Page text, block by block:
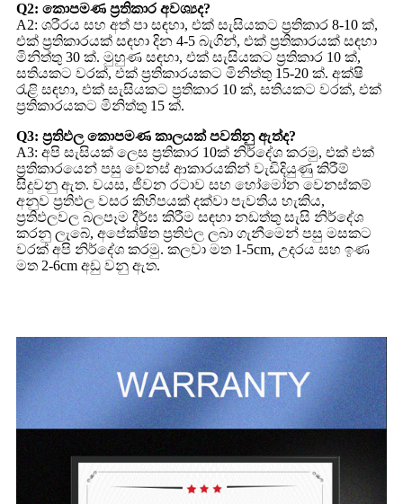
Q2: කොපමණ ප්‍රතිකාර අවශ්‍යද?
A2: ශරීරය සහ අත් පා සඳහා, එක් සැසියකට ප්‍රතිකාර 8-10 ක්,
එක් ප්‍රතිකාරයක් සඳහා දින 4-5 බැගින්, එක් ප්‍රතිකාරයක් සඳහා
මිනිත්තු 30 ක්. මුහුණ සඳහා, එක් සැසියකට ප්‍රතිකාර 10 ක්,
සතියකට වරක්, එක් ප්‍රතිකාරයකට මිනිත්තු 15-20 ක්. අක්ෂි
රැළි සඳහා, එක් සැසියකට ප්‍රතිකාර 10 ක්, සතියකට වරක්, එක්
ප්‍රතිකාරයකට මිනිත්තු 15 ක්.
Q3: ප්‍රතිඵල කොපමණ කාලයක් පවතිනු ඇත්ද?
A3: අපි සැසියක් ලෙස ප්‍රතිකාර 10ක් නිර්දේශ කරමු, එක් එක්
ප්‍රතිකාරයෙන් පසු වෙනස් ආකාරයකින් වැඩිදියුණු කිරීම්
සිදුවනු ඇත. වයස, ජීවන රටාව සහ හෝමෝන වෙනස්කම්
අනුව ප්‍රතිඵල වසර කිහිපයක් දක්වා පැවතිය හැකිය,
ප්‍රතිඵලවල බලපෑම දීර්ඝ කිරීම සඳහා නඩත්තු සැසි නිර්දේශ
කරනු ලැබේ, අපේක්ෂිත ප්‍රතිඵල ලබා ගැනීමෙන් පසු මසකට
වරක් අපි නිර්දේශ කරමු. කලවා මත 1-5cm, උදරය සහ ඉණ
මත 2-6cm අඩු වනු ඇත.